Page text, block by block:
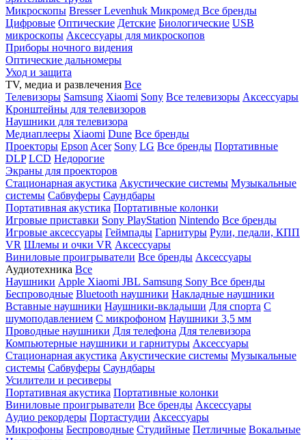
Микроскопы BresserLevenhuk Микромед Все бренды
Цифровые Оптические Детские Биологические USB
микроскопы Аксессуары для микроскопов
Приборы ночного видения
Оптические дальномеры
Уход и защита
TV, медиа и развлечения Все
Телевизоры Samsung Xiaomi Sony Все телевизоры Аксессуары
Кронштейны для телевизоров
Наушники для телевизора
Медиаплееры Xiaomi Dune Все бренды
Проекторы Epson Acer Sony LG Все бренды Портативные
DLP LCD Недорогие
Экраны для проекторов
Стационарная акустика Акустические системы Музыкальные
системы Сабвуферы Саундбары
Портативная акустика Портативные колонки
Игровые приставки Sony PlayStation Nintendo Все бренды
Игровые аксессуары Геймпады Гарнитуры Рули, педали, КПП
VR Шлемы и очки VR Аксессуары
Виниловые проигрыватели Все бренды Аксессуары
Аудиотехника Все
Наушники Apple Xiaomi JBL Samsung Sony Все бренды
Беспроводные Bluetooth наушники Накладные наушники
Вставные наушники Наушники-вкладыши Для спорта С
шумоподавлением С микрофоном Наушники 3,5 мм
Проводные наушники Для телефона Для телевизора
Компьютерные наушники и гарнитуры Аксессуары
Стационарная акустика Акустические системы Музыкальные
системы Сабвуферы Саундбары
Усилители и ресиверы
Портативная акустика Портативные колонки
Виниловые проигрыватели Все бренды Аксессуары
Аудио рекордеры Портастудии Аксессуары
Микрофоны Беспроводные Студийные Петличные Вокальные